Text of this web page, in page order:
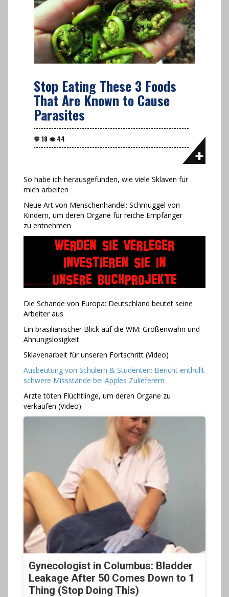
Stop Eating These 3 Foods
That Are Known to Cause
Parasites
So habe ich herausgefunden, wie viele Sklaven für
mich arbeiten
Neue Art von Menschenhandel: Schmuggel von
Kindern, um deren Organe für reiche Empfänger
zu entnehmen
Die Schande von Europa: Deutschland beutet seine
Arbeiter aus
Ein brasilianischer Blick auf die WM: Größenwahn und
Ahnungslosigkeit
Sklavenarbeit für unseren Fortschritt (Video)
Ausbeutung von Schülern & Studenten: Bericht enthüllt
schwere Missstände bei Apples Zulieferern
Ärzte töten Flüchtlinge, um deren Organe zu
verkaufen (Video)
Gynecologist in Columbus: Bladder
Leakage After 50 Comes Down to 1
Thing (Stop Doing This)